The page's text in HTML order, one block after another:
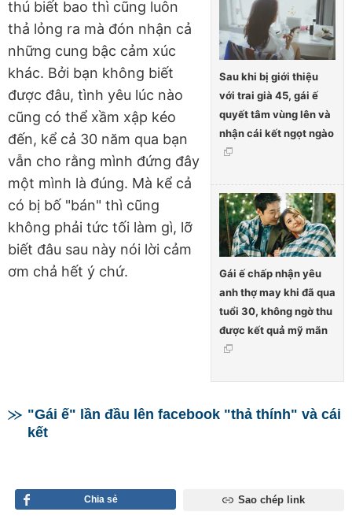
Sau khi bị giới thiệu
với trai già 45, gái ế
quyết tâm vùng lên và
nhận cái kết ngọt ngào
Gái ế chấp nhận yêu
anh thợ may khi đã qua
tuổi 30, không ngờ thu
được kết quả mỹ mãn
thú biết bao thì cũng luôn
thả lỏng ra mà đón nhận cả
những cung bậc cảm xúc
khác. Bởi bạn không biết
được đâu, tình yêu lúc nào
cũng có thể xầm xập kéo
đến, kể cả 30 năm qua bạn
vẫn cho rằng mình đứng đây
một mình là đúng. Mà kể cả
có bị bố "bán" thì cũng
không phải tức tối làm gì, lỡ
biết đâu sau này nói lời cảm
ơm chả hết ý chứ.
"Gái ế" lần đầu lên facebook "thả thính" và cái
kết
Chia sẻ Sao chép link